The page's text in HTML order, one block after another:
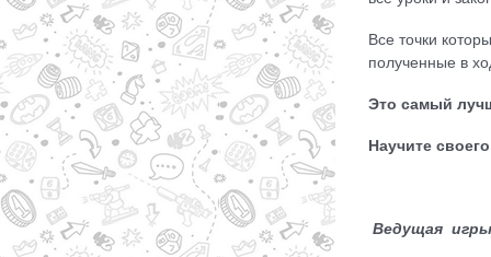
Все точки
полученные в
Это самый
Научите
Ведущая